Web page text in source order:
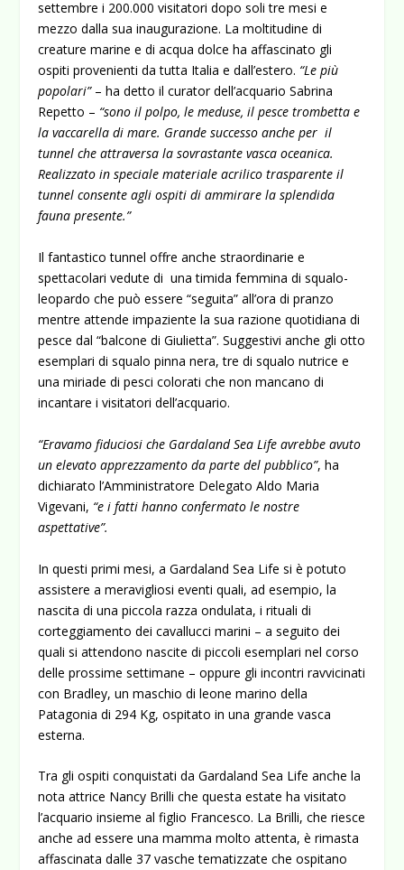
settembre i 200.000 visitatori dopo soli tre mesi e
mezzo dalla sua inaugurazione. La moltitudine di
creature marine e di acqua dolce ha affascinato gli
ospiti provenienti da tutta Italia e dall’estero. “Le più
popolari”– ha detto il curator dell’acquario Sabrina
Repetto – “sono il polpo, le meduse, il pesce trombetta e
la vaccarella di mare. Grande successo anche per il
tunnel che attraversa la sovrastante vasca oceanica.
Realizzato in speciale materiale acrilico trasparente il
tunnel consente agli ospiti di ammirare la splendida
fauna presente.”
Il fantastico tunnel offre anche straordinarie e
spettacolari vedute di una timida femmina di squalo-
leopardo che può essere “seguita” all’ora di pranzo
mentre attende impaziente la sua razione quotidiana di
pesce dal “balcone di Giulietta”. Suggestivi anche gli otto
esemplari di squalo pinna nera, tre di squalo nutrice e
una miriade di pesci colorati che non mancano di
incantare i visitatori dell’acquario.
“Eravamo fiduciosi che Gardaland Sea Life avrebbe avuto
un elevato apprezzamento da parte del pubblico”, ha
dichiarato l’Amministratore Delegato Aldo Maria
Vigevani, “e i fatti hanno confermato le nostre
aspettative”.
In questi primi mesi, a Gardaland Sea Life si è potuto
assistere a meravigliosi eventi quali, ad esempio, la
nascita di una piccola razza ondulata, i rituali di
corteggiamento dei cavallucci marini – a seguito dei
quali si attendono nascite di piccoli esemplari nel corso
delle prossime settimane – oppure gli incontri ravvicinati
con Bradley, un maschio di leone marino della
Patagonia di 294 Kg, ospitato in una grande vasca
esterna.
Tra gli ospiti conquistati da Gardaland Sea Life anche la
nota attrice Nancy Brilli che questa estate ha visitato
l’acquario insieme al figlio Francesco. La Brilli, che riesce
anche ad essere una mamma molto attenta, è rimasta
affascinata dalle 37 vasche tematizzate che ospitano